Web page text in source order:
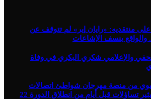
منتقديه: «رايان إير» لم تتوقف عن
والواقع ينسف الإشاعات
والإعلامي شكري البكري في وفاة
من منصة مهرجان شواطئ اتصالات
تساؤلات قبل أيام من انطلاق الدورة 22